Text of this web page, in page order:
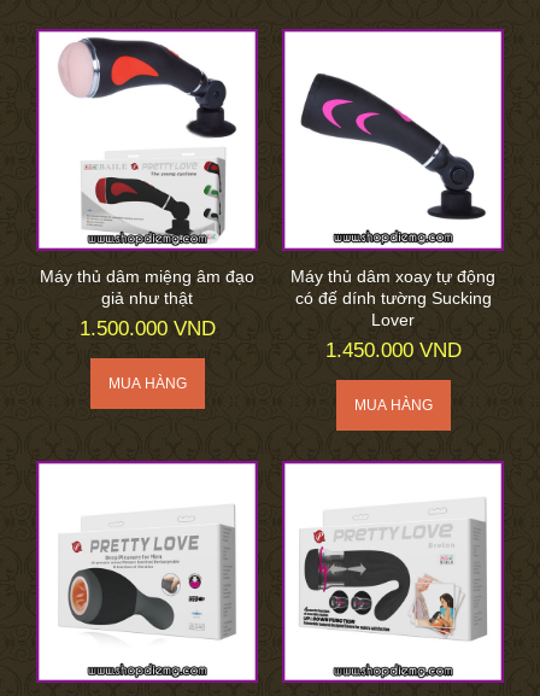
Máy thủ dâm miệng âm đạo
giả như thật
1.500.000 VND
Máy thủ dâm xoay tự động
có đế dính tường Sucking
Lover
1.450.000 VND